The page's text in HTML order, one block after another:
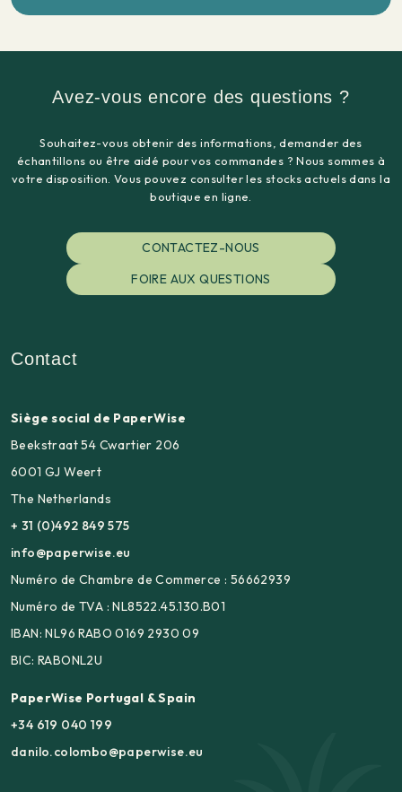
Avez-vous encore des questions ?
Souhaitez-vous obtenir des informations, demander des
échantillons ou être aidé pour vos commandes ? Nous sommes à
votre disposition. Vous pouvez consulter les stocks actuels dans la
boutique en ligne.
CONTACTEZ-NOUS
FOIRE AUX QUESTIONS
Contact
Siège social de PaperWise
Beekstraat 54 Cwartier 206
6001 GJ Weert
The Netherlands
+ 31 (0)492 849 575
info@paperwise.eu
Numéro de Chambre de Commerce : 56662939
Numéro de TVA : NL8522.45.130.B01
IBAN: NL96 RABO 0169 2930 09
BIC: RABONL2U
PaperWise Portugal & Spain
+34 619 040 199
danilo.colombo@paperwise.eu